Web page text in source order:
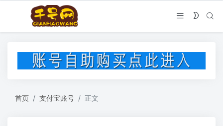
首页 支付宝账号 正文